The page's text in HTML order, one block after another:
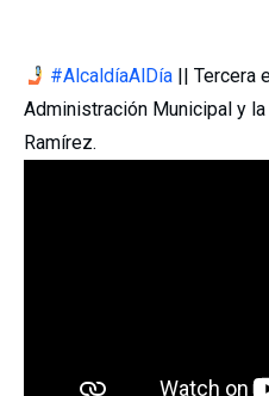
#AlcaldíaAlDía || Tercera
Administración Municipal y
Ramírez.